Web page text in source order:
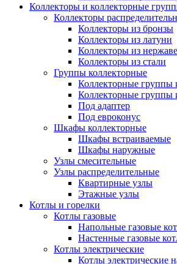
Коллекторы и коллекторные
Коллекторы
Коллекторы из бронзы
Коллекторы из латуни
Коллекторы из
Коллекторы из стали
Группы коллекторные
Коллекторные группы
Коллекторные группы
Под адаптер
Под евроконус
Шкафы коллекторные
Шкафы встраиваемые
Шкафы наружные
Узлы смесительные
Узлы распределительные
Квартирные узлы
Этажные узлы
Котлы и горелки
Котлы газовые
Напольные газовые
Настенные газовые
Котлы электрические
Котлы электрические